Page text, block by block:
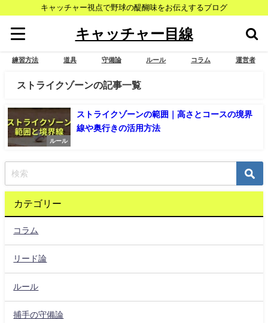
キャッチャー視点で野球の醍醐味をお伝えするブログ
キャッチャー目線
練習方法 道具 守備論 ルール コラム 運営者
ストライクゾーンの記事一覧
ルール
ストライクゾーンの範囲｜高さとコースの境界
線や奥行きの活用方法
カテゴリー
コラム
リード論
ルール
捕手の守備論